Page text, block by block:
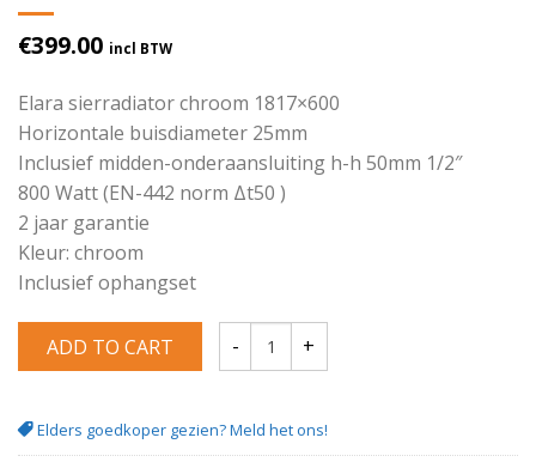
€399.00 incl BTW
Elara sierradiator chroom 1817×600
Horizontale buisdiameter 25mm
Inclusief midden-onderaansluiting h-h 50mm 1/2″
800 Watt (EN-442 norm Δt50 )
2 jaar garantie
Kleur: chroom
Inclusief ophangset
ADD TO CART
Elders goedkoper gezien? Meld het ons!